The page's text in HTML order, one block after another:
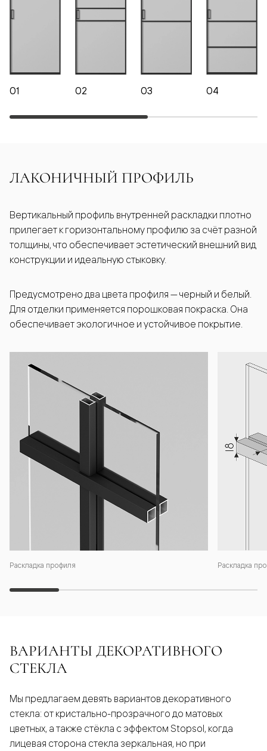
01 02 03 04
ЛАКОНИЧНЫЙ ПРОФИЛЬ
Раскладка профиля Раскладка
Вертикальный профиль внутренней раскладки плотно
прилегает к горизонтальному профилю за счёт разной
толщины, что обеспечивает эстетический внешний вид
конструкции и идеальную стыковку.
Предусмотрено два цвета профиля — черный и белый.
Для отделки применяется порошковая покраска. Она
обеспечивает экологичное и устойчивое покрытие.
ВАРИАНТЫ ДЕКОРАТИВНОГО
СТЕКЛА
Мы предлагаем девять вариантов декоративного
стекла: от кристально-прозрачного до матовых
цветных, а также стёкла с эффектом Stopsol, когда
лицевая сторона стекла зеркальная, но при